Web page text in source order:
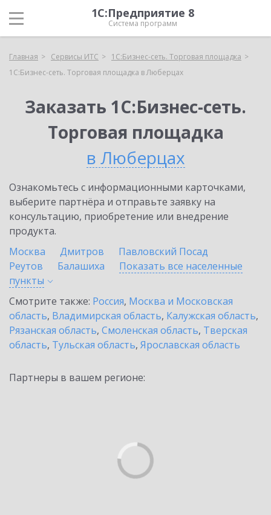
1С:Предприятие 8
Система программ
Главная Сервисы ИТС
1С:Бизнес-сеть. Торговая площадка
1С:Бизнес-сеть. Торговая площадка в Люберцах
Заказать 1С:Бизнес-сеть.
Торговая площадка
в Люберцах
Ознакомьтесь с информационными карточками,
выберите партнёра и отправьте заявку на
консультацию, приобретение или внедрение
продукта.
Москва
Дмитров
Павловский Посад
Реутов
Балашиха
Показать все населенные
пункты
Смотрите также: Россия, Москва и Московская
область, Владимирская область, Калужская область,
Рязанская область, Смоленская область, Тверская
область, Тульская область, Ярославская область
Партнеры в вашем регионе: